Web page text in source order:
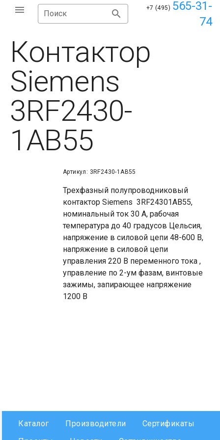
Поиск
+7 (495) 565-31-
74
Контактор
Siemens
3RF2430-
1AB55
Артикул: 3RF2430-1AB55
Трехфазный полупроводниковый
контактор Siemens 3RF24301AB55,
номинальный ток 30 A, рабочая
температура до 40 градусов Цельсия,
напряжение в силовой цепи 48-600 В,
напряжение в силовой цепи
управления 220 В переменного тока ,
управление по 2-ум фазам, винтовые
зажимы, запирающее напряжение
1200 В
Каталог Производители
Сертификаты